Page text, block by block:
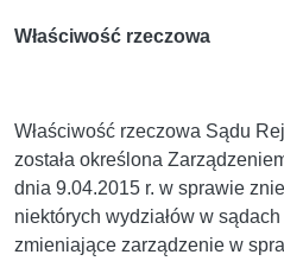
Właściwość rzeczowa
Właściwość rzeczowa Sądu
została określona
dnia 9.04.2015 r. w sprawie
niektórych wydziałów w
zmieniające zarządzenie w